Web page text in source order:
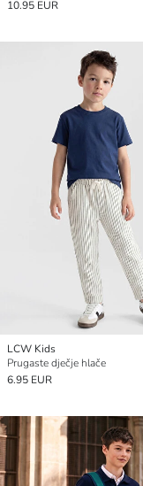
10.95 EUR
LCW Kids
Prugaste dječje hlače
6.95 EUR